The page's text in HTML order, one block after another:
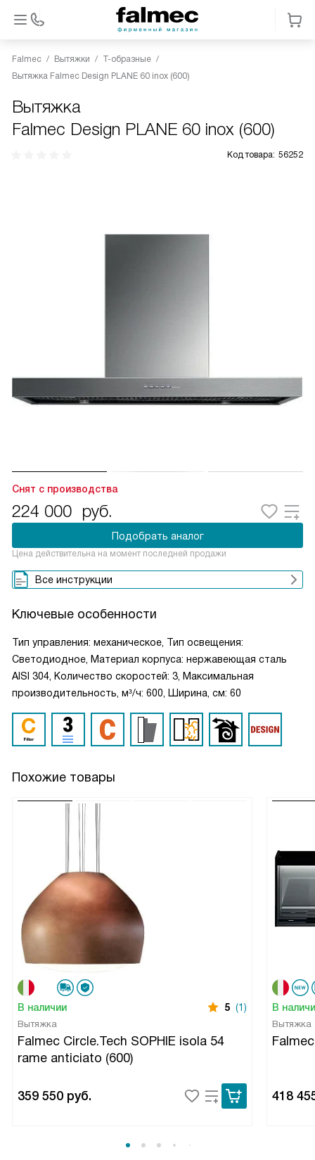
Falmec Вытяжки
Т-образные
Вытяжка Falmec Design PLANE 60 inox (600)
Вытяжка
Falmec Design PLANE 60 inox (600)
Код товара: 56252
Снят с производства
224 000 руб.
Подобрать аналог
Цена действительна на момент последней продажи
Все инструкции
Ключевые особенности
Тип управления: механическое, Тип освещения:
Светодиодное, Материал корпуса: нержавеющая сталь
AISI 304, Количество скоростей: 3, Максимальная
производительность, м³/ч: 600, Ширина, см: 60
Похожие товары
В наличии 5 (1)
Вытяжка
Falmec Circle.Tech SOPHIE isola 54
rame anticiato (600)
359 550 руб.
В
Вытяжка
418